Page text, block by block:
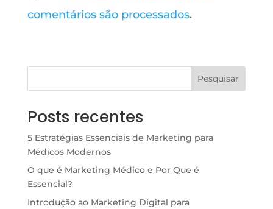
comentários são processados.
Pesquisar
Posts recentes
5 Estratégias Essenciais de Marketing para
Médicos Modernos
O que é Marketing Médico e Por Que é
Essencial?
Introdução ao Marketing Digital para